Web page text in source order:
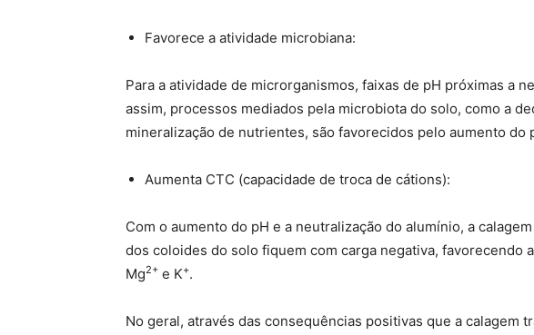
Favorece a atividade microbiana:
Para a atividade de microrganismos, faixas de pH próximas a
assim, processos mediados pela microbiota do solo, como a
mineralização de nutrientes, são favorecidos pelo aumento do
Aumenta CTC (capacidade de troca de cátions):
Com o aumento do pH e a neutralização do alumínio, a
dos coloides do solo fiquem com carga negativa, favorecendo
Mg2+ e K+.
No geral, através das consequências positivas que a calagem